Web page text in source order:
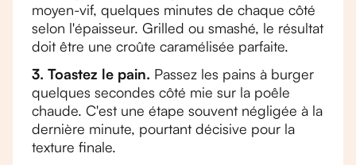
moyen-vif, quelques minutes de chaque côté
selon l'épaisseur. Grilled ou smashé, le résultat
doit être une croûte caramélisée parfaite.
3. Toastez le pain. Passez les pains à burger
quelques secondes côté mie sur la poêle
chaude. C'est une étape souvent négligée à la
dernière minute, pourtant décisive pour la
texture finale.